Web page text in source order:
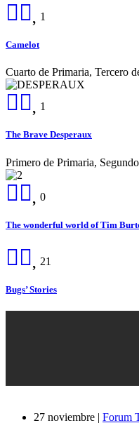
1
Camelot
Cuarto de Primaria, Tercero
1
The Brave Desperaux
Primero de Primaria,
0
The wonderful world of Tim
21
Bugs’ Stories
27 noviembre | Forum